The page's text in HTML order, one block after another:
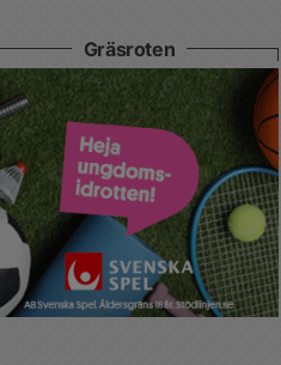
Gräsroten